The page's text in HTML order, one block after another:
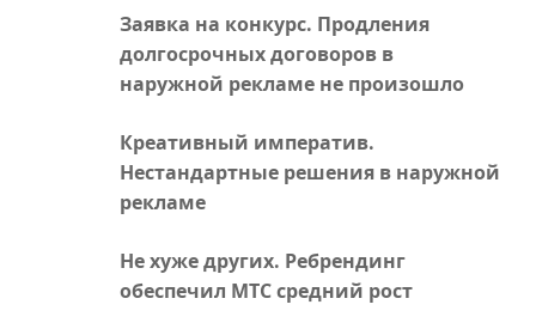
Заявка на конкурс. Продления
долгосрочных договоров в
наружной рекламе не произошло
Креативный императив.
Нестандартные решения в наружной
рекламе
Не хуже других. Ребрендинг
обеспечил МТС средний рост